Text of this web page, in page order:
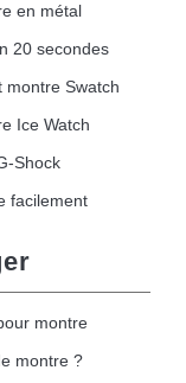
en métal
20 secondes
montre Swatch
Ice Watch
Shock
facilement
montre
montre ?